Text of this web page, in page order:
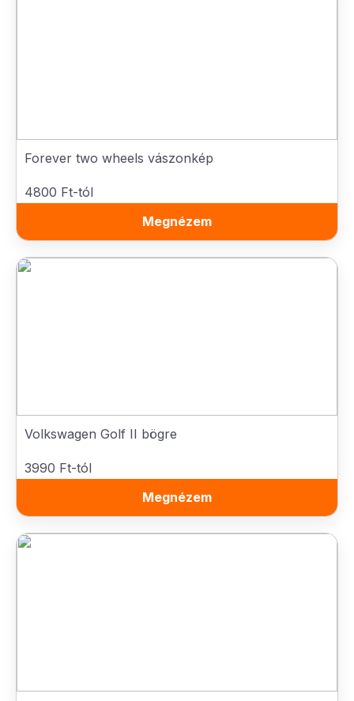
Forever two wheels vászonkép
4800 Ft-tól
Megnézem
Volkswagen Golf II bögre
3990 Ft-tól
Megnézem